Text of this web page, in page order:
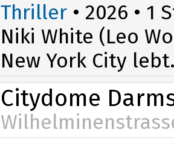
Thriller • 2026 • 1
Niki White (Leo
New York City
Citydome